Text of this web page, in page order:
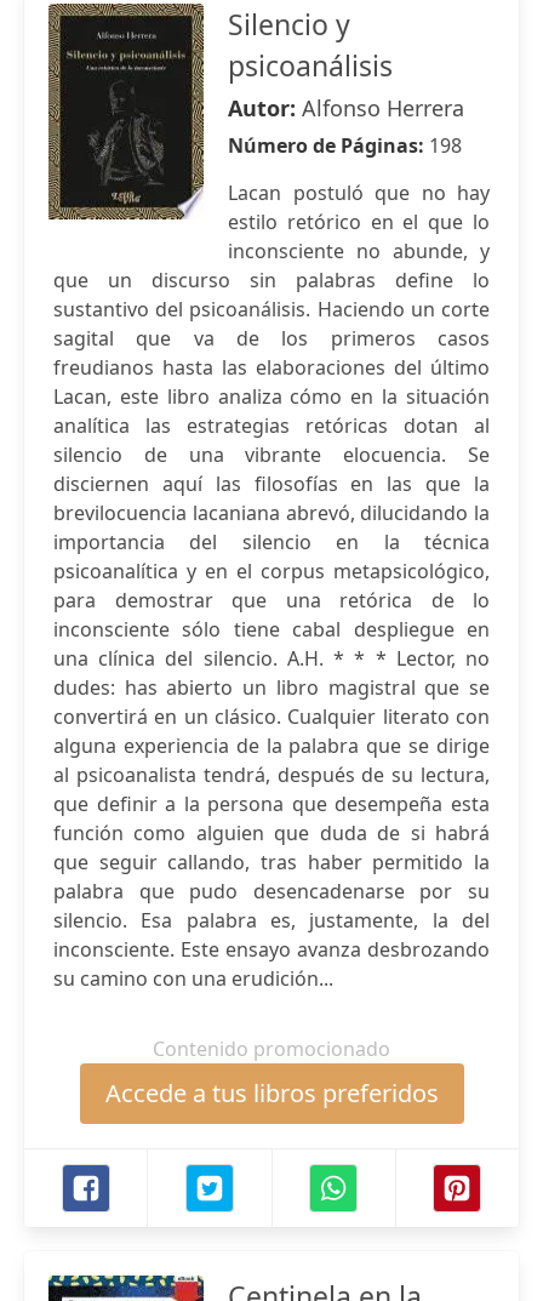
Silencio y
psicoanálisis
Autor: Alfonso Herrera
Número de Páginas: 198
Lacan postuló que no hay
estilo retórico en el que lo
inconsciente no abunde, y
que un discurso sin palabras define lo
sustantivo del psicoanálisis. Haciendo un corte
sagital que va de los primeros casos
freudianos hasta las elaboraciones del último
Lacan, este libro analiza cómo en la situación
analítica las estrategias retóricas dotan al
silencio de una vibrante elocuencia. Se
disciernen aquí las filosofías en las que la
brevilocuencia lacaniana abrevó, dilucidando la
importancia del silencio en la técnica
psicoanalítica y en el corpus metapsicológico,
para demostrar que una retórica de lo
inconsciente sólo tiene cabal despliegue en
una clínica del silencio. A.H. * * * Lector, no
dudes: has abierto un libro magistral que se
convertirá en un clásico. Cualquier literato con
alguna experiencia de la palabra que se dirige
al psicoanalista tendrá, después de su lectura,
que definir a la persona que desempeña esta
función como alguien que duda de si habrá
que seguir callando, tras haber permitido la
palabra que pudo desencadenarse por su
silencio. Esa palabra es, justamente, la del
inconsciente. Este ensayo avanza desbrozando
su camino con una erudición...
Contenido promocionado
Accede a tus libros preferidos